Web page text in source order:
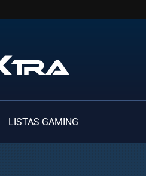
LISTAS GAMING